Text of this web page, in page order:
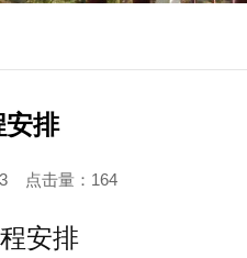
安排
点击量： 164
安排